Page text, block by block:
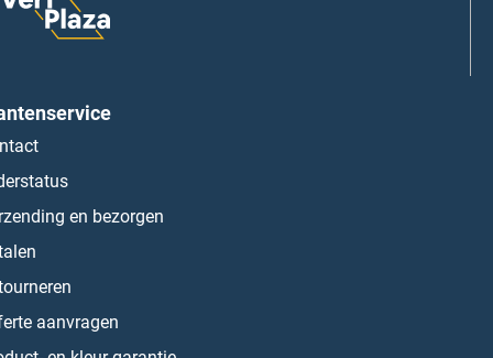
en bezorgen
aanvragen